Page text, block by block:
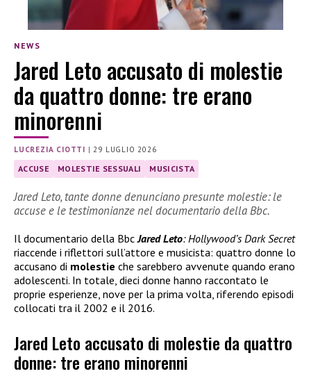
NEWS
Jared Leto accusato di molestie
da quattro donne: tre erano
minorenni
LUCREZIA CIOTTI |29 LUGLIO 2026
ACCUSE MOLESTIE SESSUALI MUSICISTA
Jared Leto, tante donne denunciano presunte molestie: le
accuse e le testimonianze nel documentario della Bbc.
Il documentario della BbcJared Leto: Hollywood’s Dark Secret
riaccende i riflettori sull’attore e musicista: quattro donne lo
accusano di molestie che sarebbero avvenute quando erano
adolescenti. In totale, dieci donne hanno raccontato le
proprie esperienze, nove per la prima volta, riferendo episodi
collocati tra il 2002 e il 2016.
Jared Leto accusato di molestie da quattro
donne: tre erano minorenni